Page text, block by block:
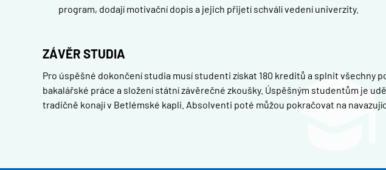
program, dodají motivační dopis a jejich přijetí schválí vedení univerzity.
ZÁVĚR STUDIA
Pro úspěšné dokončení studia musí studenti získat 180 kreditů a splnit všechny
bakalářské práce a složení státní závěrečné zkoušky. Úspěšným studentům je
tradičně konají v Betlémské kapli. Absolventi poté můžou pokračovat na